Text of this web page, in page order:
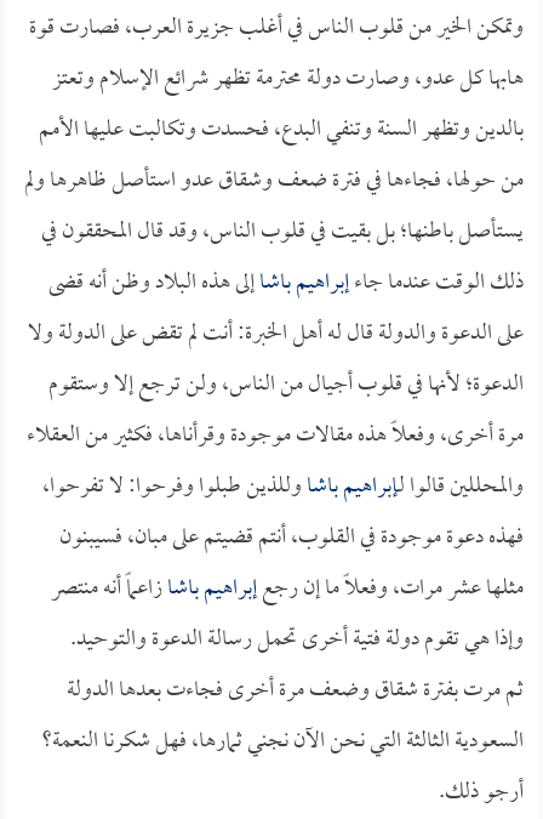
وتمكن الخير من قلوب الناس في أغلب جزيرة العرب، فصارت قوة
هابها كل عدو، وصارت دولة محترمة تظهر شرائع الإسلام وتعتز
بالدين وتظهر السنة وتنفي البدع، فحسدت وتكالبت عليها الأمم
من حولها، فجاءها في فترة ضعف وشقاق عدو استأصل ظاهرها ولم
يستأصل باطنها؛ بل بقيت في قلوب الناس، وقد قال المحققون في
ذلك الوقت عندما جاءإبراهيم باشاإلى هذه البلاد وظن أنه قضى
على الدعوة والدولة قال له أهل الخبرة: أنت لم تقض على الدولة ولا
الدعوة؛ لأنها في قلوب أجيال من الناس، ولن ترجع إلا وستقوم
مرة أخرى، وفعلاً هذه مقالات موجودة وقرأناها، فكثير من العقلاء
والمحللين قالوا لـإبراهيم باشاوللذين طبلوا وفرحوا: لا تفرحوا،
فهذه دعوة موجودة في القلوب، أنتم قضيتم على مبان، فسيبنون
مثلها عشر مرات، وفعلاً ما إن رجعإبراهيم باشازاعماً أنه منتصر
وإذا هي تقوم دولة فتية أخرى تحمل رسالة الدعوة والتوحيد.
ثم مرت بفترة شقاق وضعف مرة أخرى فجاءت بعدها الدولة
السعودية الثالثة التي نحن الآن نجني ثمارها، فهل شكرنا النعمة؟
أرجو ذلك.